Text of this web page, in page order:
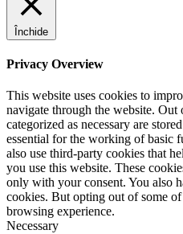
Închide
Privacy Overview
This website uses cookies to
navigate through the website. Out
categorized as necessary are
essential for the working of basic
also use third-party cookies that
you use this website. These
only with your consent. You also
cookies. But opting out of some
browsing experience.
Necessary